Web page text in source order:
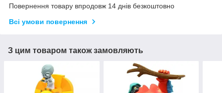
Повернення товару впродовж 14 днів безкоштовно
Всі умови повернення
З цим товаром також замовляють